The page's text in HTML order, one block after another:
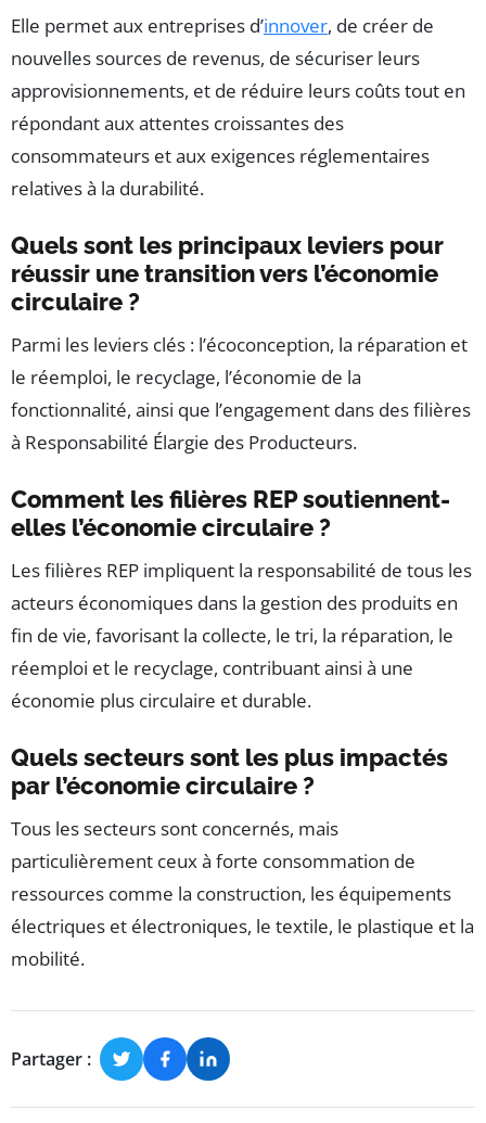
Elle permet aux entreprises d’innover, de créer de
nouvelles sources de revenus, de sécuriser leurs
approvisionnements, et de réduire leurs coûts tout en
répondant aux attentes croissantes des
consommateurs et aux exigences réglementaires
relatives à la durabilité.
Quels sont les principaux leviers pour
réussir une transition vers l’économie
circulaire ?
Parmi les leviers clés : l’écoconception, la réparation et
le réemploi, le recyclage, l’économie de la
fonctionnalité, ainsi que l’engagement dans des filières
à Responsabilité Élargie des Producteurs.
Comment les filières REP soutiennent-
elles l’économie circulaire ?
Les filières REP impliquent la responsabilité de tous les
acteurs économiques dans la gestion des produits en
fin de vie, favorisant la collecte, le tri, la réparation, le
réemploi et le recyclage, contribuant ainsi à une
économie plus circulaire et durable.
Quels secteurs sont les plus impactés
par l’économie circulaire ?
Tous les secteurs sont concernés, mais
particulièrement ceux à forte consommation de
ressources comme la construction, les équipements
électriques et électroniques, le textile, le plastique et la
mobilité.
Partager :